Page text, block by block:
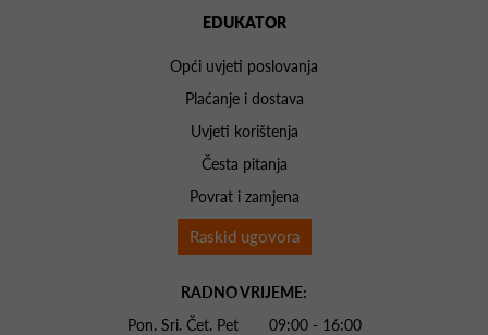
EDUKATOR
Opći uvjeti poslovanja
Plaćanje i dostava
Uvjeti korištenja
Česta pitanja
Povrat i zamjena
Raskid ugovora
RADNO VRIJEME:
Pon. Sri. Čet. Pet 09:00 - 16:00